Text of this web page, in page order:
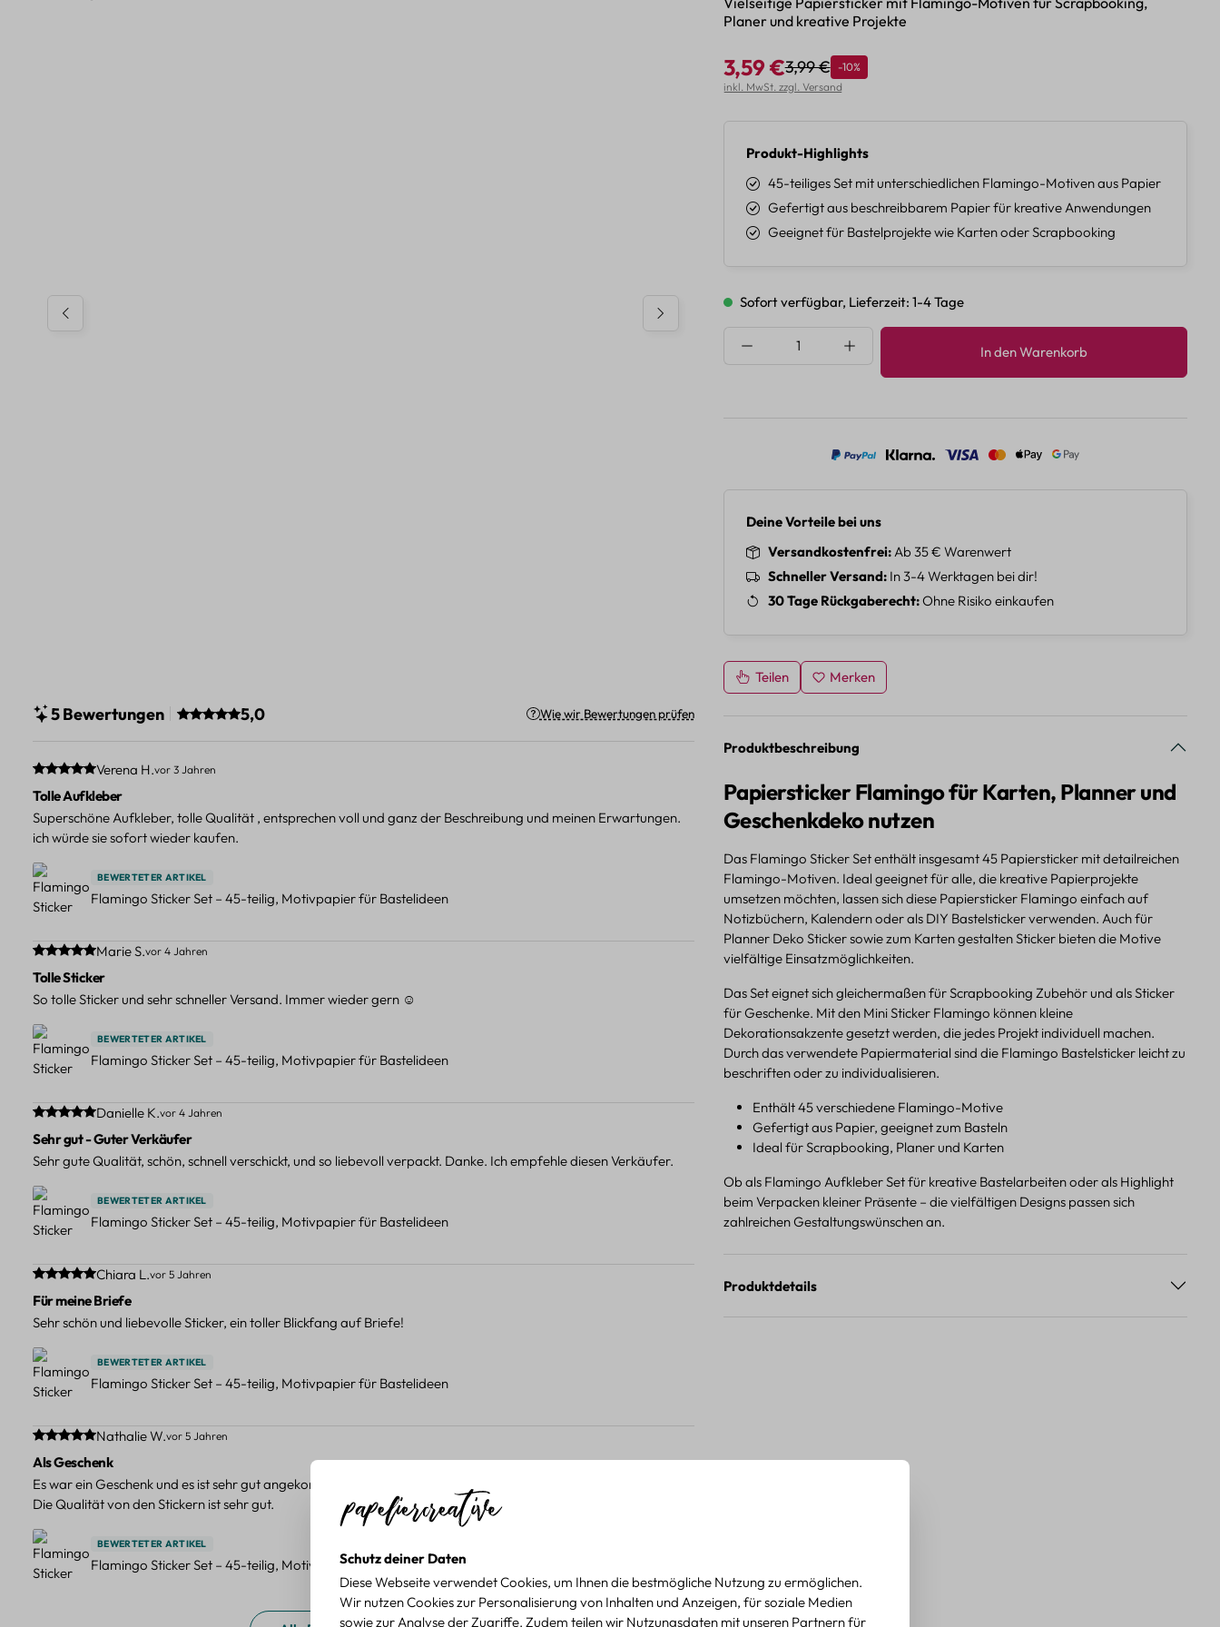
Planer und kreative Projekte
Verkaufspreis:
3,59 €Regulärer Preis:
3,99 € Rabatt
-10%
inkl. MwSt. zzgl. Versand
Produkt-Highlights
45-teiliges Set mit unterschiedlichen Flamingo-Motiven aus Papier
Gefertigt aus beschreibbarem Papier für kreative Anwendungen
Geeignet für Bastelprojekte wie Karten oder Scrapbooking
Sofort verfügbar, Lieferzeit: 1-4 Tage
Produkt Anzahl: Gib den gewünschten Wert ein
In den Warenkorb
Deine Vorteile bei uns
Versandkostenfrei Ab 35 € Warenwert
Schneller Versand In 3-4 Werktagen bei dir!
30 Tage Rückgaberecht Ohne Risiko einkaufen
Teilen Merken
Produktbeschreibung
Papiersticker Flamingo für Karten, Planner und
Geschenkdeko nutzen
Das Flamingo Sticker Set enthält insgesamt 45 Papiersticker mit detailreichen
Flamingo-Motiven. Ideal geeignet für alle, die kreative Papierprojekte
umsetzen möchten, lassen sich diese Papiersticker Flamingo einfach auf
Notizbüchern, Kalendern oder als DIY Bastelsticker verwenden. Auch für
Planner Deko Sticker sowie zum Karten gestalten Sticker bieten die Motive
vielfältige Einsatzmöglichkeiten.
Das Set eignet sich gleichermaßen für Scrapbooking Zubehör und als Sticker
für Geschenke. Mit den Mini Sticker Flamingo können kleine
Dekorationsakzente gesetzt werden, die jedes Projekt individuell machen.
Durch das verwendete Papiermaterial sind die Flamingo Bastelsticker leicht zu
beschriften oder zu individualisieren.
Enthält 45 verschiedene Flamingo-Motive
Gefertigt aus Papier, geeignet zum Basteln
Ideal für Scrapbooking, Planer und Karten
Ob als Flamingo Aufkleber Set für kreative Bastelarbeiten oder als Highlight
beim Verpacken kleiner Präsente – die vielfältigen Designs passen sich
zahlreichen Gestaltungswünschen an.
Produktdetails
5 Bewertungen Durchschnittliche Bewertung von 5 von 5 Sternen
5,0 Wie wir Bewertungen prüfen
Durchschnittliche Bewertung von 5 von 5 Sternen
Verena H.vor 3 Jahren
Tolle Aufkleber
Superschöne Aufkleber, tolle Qualität , entsprechen voll und ganz der Beschreibung und meinen Erwartungen.
ich würde sie sofort wieder kaufen.
BEWERTETER ARTIKEL
Flamingo Sticker Set – 45-teilig, Motivpapier für Bastelideen
Durchschnittliche Bewertung von 5 von 5 Sternen
Marie S.vor 4 Jahren
Tolle Sticker
So tolle Sticker und sehr schneller Versand. Immer wieder gern ☺️
BEWERTETER ARTIKEL
Flamingo Sticker Set – 45-teilig, Motivpapier für Bastelideen
Durchschnittliche Bewertung von 5 von 5 Sternen
Danielle K.vor 4 Jahren
Sehr gut - Guter Verkäufer
Sehr gute Qualität, schön, schnell verschickt, und so liebevoll verpackt. Danke. Ich empfehle diesen Verkäufer.
BEWERTETER ARTIKEL
Flamingo Sticker Set – 45-teilig, Motivpapier für Bastelideen
Durchschnittliche Bewertung von 5 von 5 Sternen
Chiara L.vor 5 Jahren
Für meine Briefe
Sehr schön und liebevolle Sticker, ein toller Blickfang auf Briefe!
BEWERTETER ARTIKEL
Flamingo Sticker Set – 45-teilig, Motivpapier für Bastelideen
Durchschnittliche Bewertung von 5 von 5 Sternen
Nathalie W.vor 5 Jahren
Als Geschenk
Es war ein Geschenk und es ist sehr gut angekommen. Es war einwandfrei Verpackt und hatte keine Schäden.
Die Qualität von den Stickern ist sehr gut.
BEWERTETER ARTIKEL
Flamingo Sticker Set – 45-teilig, Motivpapier für Bastelideen
Schutz deiner Daten
Diese Webseite verwendet Cookies, um Ihnen die bestmögliche Nutzung zu ermöglichen.
Wir nutzen Cookies zur Personalisierung von Inhalten und Anzeigen, für soziale Medien
sowie zur Analyse der Zugriffe. Zudem teilen wir Nutzungsdaten mit unseren Partnern für